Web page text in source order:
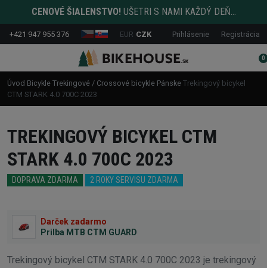
CENOVÉ ŠIALENSTVO! UŠETRI S NAMI KAŽDÝ DEŇ...
+421 947 955 376 EUR CZK Prihlásenie Registrácia
0
Úvod Bicykle Trekingové / Crossové bicykle Pánske Trekingový bicykel
CTM STARK 4.0 700C 2023
TREKINGOVÝ BICYKEL CTM
STARK 4.0 700C 2023
DOPRAVA ZDARMA 2 ROKY SERVISU ZDARMA
Darček zadarmo
Prilba MTB CTM GUARD
Trekingový bicykel CTM STARK 4.0 700C 2023 je trekingový